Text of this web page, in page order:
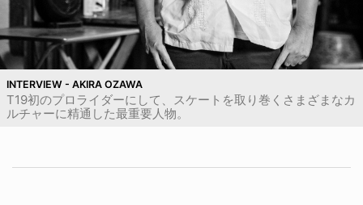
INTERVIEW - AKIRA OZAWA
T19初のプロライダーにして、スケートを取り巻くさまざまなカ
ルチャーに精通した最重要人物。